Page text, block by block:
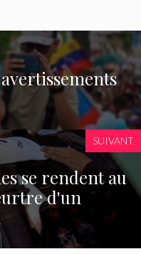
SUIVANT
se rendent au
d'un